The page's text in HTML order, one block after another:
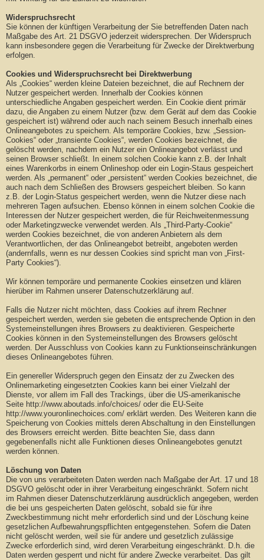
Widerspruchsrecht
Sie können der künftigen Verarbeitung der Sie betreffenden Daten nach
Maßgabe des Art. 21 DSGVO jederzeit widersprechen. Der Widerspruch
kann insbesondere gegen die Verarbeitung für Zwecke der Direktwerbung
erfolgen.
Cookies und Widerspruchsrecht bei Direktwerbung
Als „Cookies“ werden kleine Dateien bezeichnet, die auf Rechnern der
Nutzer gespeichert werden. Innerhalb der Cookies können
unterschiedliche Angaben gespeichert werden. Ein Cookie dient primär
dazu, die Angaben zu einem Nutzer (bzw. dem Gerät auf dem das Cookie
gespeichert ist) während oder auch nach seinem Besuch innerhalb eines
Onlineangebotes zu speichern. Als temporäre Cookies, bzw. „Session-
Cookies“ oder „transiente Cookies“, werden Cookies bezeichnet, die
gelöscht werden, nachdem ein Nutzer ein Onlineangebot verlässt und
seinen Browser schließt. In einem solchen Cookie kann z.B. der Inhalt
eines Warenkorbs in einem Onlineshop oder ein Login-Staus gespeichert
werden. Als „permanent“ oder „persistent“ werden Cookies bezeichnet, die
auch nach dem Schließen des Browsers gespeichert bleiben. So kann
z.B. der Login-Status gespeichert werden, wenn die Nutzer diese nach
mehreren Tagen aufsuchen. Ebenso können in einem solchen Cookie die
Interessen der Nutzer gespeichert werden, die für Reichweitenmessung
oder Marketingzwecke verwendet werden. Als „Third-Party-Cookie“
werden Cookies bezeichnet, die von anderen Anbietern als dem
Verantwortlichen, der das Onlineangebot betreibt, angeboten werden
(andernfalls, wenn es nur dessen Cookies sind spricht man von „First-
Party Cookies“).
Wir können temporäre und permanente Cookies einsetzen und klären
hierüber im Rahmen unserer Datenschutzerklärung auf.
Falls die Nutzer nicht möchten, dass Cookies auf ihrem Rechner
gespeichert werden, werden sie gebeten die entsprechende Option in den
Systemeinstellungen ihres Browsers zu deaktivieren. Gespeicherte
Cookies können in den Systemeinstellungen des Browsers gelöscht
werden. Der Ausschluss von Cookies kann zu Funktionseinschränkungen
dieses Onlineangebotes führen.
Ein genereller Widerspruch gegen den Einsatz der zu Zwecken des
Onlinemarketing eingesetzten Cookies kann bei einer Vielzahl der
Dienste, vor allem im Fall des Trackings, über die US-amerikanische
Seite http://www.aboutads.info/choices/ oder die EU-Seite
http://www.youronlinechoices.com/ erklärt werden. Des Weiteren kann die
Speicherung von Cookies mittels deren Abschaltung in den Einstellungen
des Browsers erreicht werden. Bitte beachten Sie, dass dann
gegebenenfalls nicht alle Funktionen dieses Onlineangebotes genutzt
werden können.
Löschung von Daten
Die von uns verarbeiteten Daten werden nach Maßgabe der Art. 17 und 18
DSGVO gelöscht oder in ihrer Verarbeitung eingeschränkt. Sofern nicht
im Rahmen dieser Datenschutzerklärung ausdrücklich angegeben, werden
die bei uns gespeicherten Daten gelöscht, sobald sie für ihre
Zweckbestimmung nicht mehr erforderlich sind und der Löschung keine
gesetzlichen Aufbewahrungspflichten entgegenstehen. Sofern die Daten
nicht gelöscht werden, weil sie für andere und gesetzlich zulässige
Zwecke erforderlich sind, wird deren Verarbeitung eingeschränkt. D.h. die
Daten werden gesperrt und nicht für andere Zwecke verarbeitet. Das gilt